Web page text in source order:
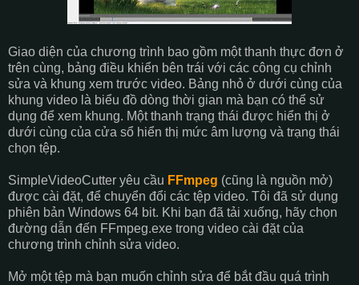
Giao diện của chương trình bao gồm một thanh thực đơn ở
trên cùng, bảng điều khiển bên trái với các công cụ chỉnh
sửa và khung xem trước video. Bảng nhỏ ở dưới cùng của
khung video là biểu đồ dòng thời gian mà bạn có thể sử
dụng để xem khung. Một thanh trạng thái được hiển thị ở
dưới cùng của cửa sổ hiển thị mức âm lượng và trạng thái
chọn tệp.
SimpleVideoCutter yêu cầu FFmpeg (cũng là nguồn mở)
được cài đặt, để chuyển đổi các tệp video. Tôi đã sử dụng
phiên bản Windows 64 bit. Khi bạn đã tải xuống, hãy chọn
đường dẫn đến FFmpeg.exe trong video cài đặt của
chương trình chỉnh sửa video.
Mở một tệp mà bạn muốn chỉnh sửa để bắt đầu quá trình